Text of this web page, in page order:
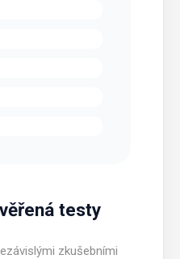
testy
zkušebními